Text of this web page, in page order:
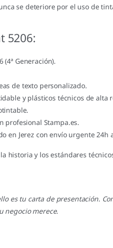
se deteriore por el uso de
5206:
(4ª Generación).
de texto personalizado.
y plásticos técnicos de alta
profesional Stampa.es.
en Jerez con envío urgente 24h
historia y los estándares
es tu carta de presentación.
negocio merece.